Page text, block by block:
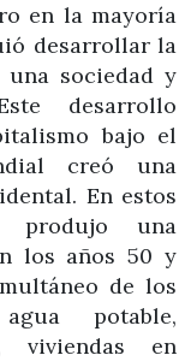
en la mayoría
desarrollar la
sociedad y
desarrollo
bajo el
creó una
En estos
produjo una
los años 50 y
de los
potable,
viviendas en